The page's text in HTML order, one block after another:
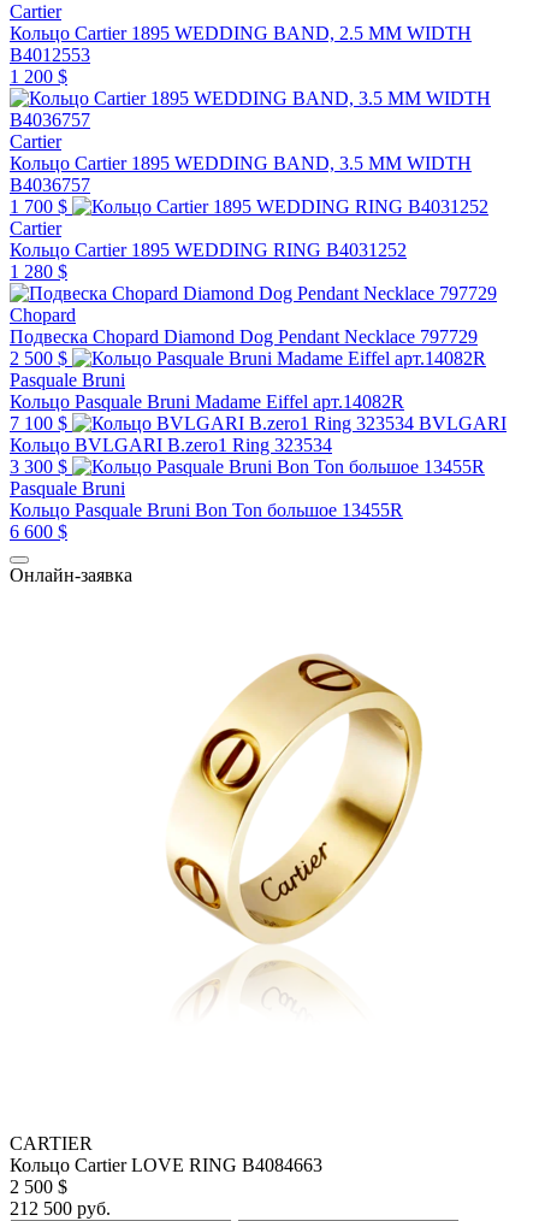
Cartier
Кольцо Cartier 1895 WEDDING BAND, 2.5 MM WIDTH
B4012553
1 200 $
Cartier
Кольцо Cartier 1895 WEDDING BAND, 3.5 MM WIDTH
B4036757
1 700 $
Cartier
Кольцо Cartier 1895 WEDDING RING B4031252
1 280 $
Chopard
Подвеска Chopard Diamond Dog Pendant Necklace 797729
2 500 $
Pasquale Bruni
Кольцо Pasquale Bruni Madame Eiffel арт.14082R
7 100 $
BVLGARI
Кольцо BVLGARI B.zero1 Ring 323534
3 300 $
Pasquale Bruni
Кольцо Pasquale Bruni Bon Ton большое 13455R
6 600 $
Онлайн-заявка
CARTIER
Кольцо Cartier LOVE RING B4084663
2 500 $
212 500 руб.